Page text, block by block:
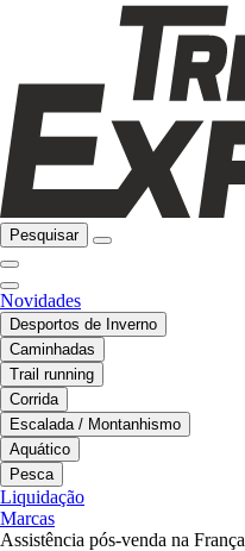
Pesquisar
Novidades
Desportos de Inverno
Caminhadas
Trail running
Corrida
Escalada / Montanhismo
Aquático
Pesca
Liquidação
Marcas
Assistência pós-venda na França